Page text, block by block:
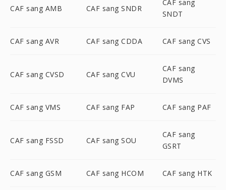
CAF sang AMB CAF sang SNDR
CAF sang
SNDT
CAF sang AVR CAF sang CDDA CAF sang CVS
CAF sang CVSD CAF sang CVU
CAF sang
DVMS
CAF sang VMS CAF sang FAP CAF sang PAF
CAF sang FSSD CAF sang SOU
CAF sang
GSRT
CAF sang GSM CAF sang HCOM CAF sang HTK